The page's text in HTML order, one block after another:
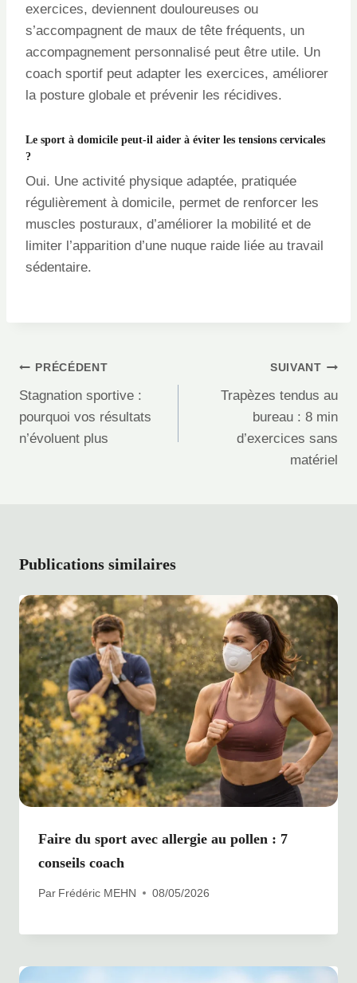
exercices, deviennent douloureuses ou
s’accompagnent de maux de tête fréquents, un
accompagnement personnalisé peut être utile. Un
coach sportif peut adapter les exercices, améliorer
la posture globale et prévenir les récidives.
Le sport à domicile peut-il aider à éviter les tensions cervicales
?
Oui. Une activité physique adaptée, pratiquée
régulièrement à domicile, permet de renforcer les
muscles posturaux, d’améliorer la mobilité et de
limiter l’apparition d’une nuque raide liée au travail
sédentaire.
Navigation
l’article
PRÉCÉDENT
Stagnation sportive :
pourquoi vos résultats
n’évoluent plus
SUIVANT
Trapèzes tendus au
bureau : 8 min
d’exercices sans
matériel
Publications similaires
Faire du sport avec allergie au pollen : 7
conseils coach
Par Frédéric MEHN 08/05/2026